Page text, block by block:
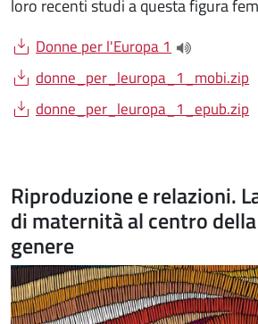
loro recenti studi a questa figura
Document
Donne per l'Europa 1
(apre una
Document
donne_per_leuropa_1_mobi.zip
Document
donne_per_leuropa_1_epub.zip
Riproduzione e relazioni.
di maternità al centro
genere